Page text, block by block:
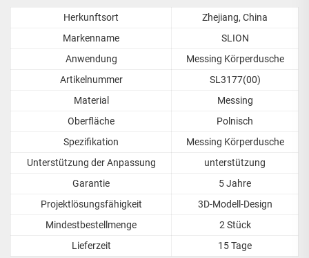
Herkunftsort
Zhejiang, China
Markenname
SLION
Anwendung
Messing Körperdusche
Artikelnummer
SL3177(00)
Material
Messing
Oberfläche
Polnisch
Spezifikation
Messing Körperdusche
Unterstützung der Anpassung
unterstützung
Garantie
5 Jahre
Projektlösungsfähigkeit
3D-Modell-Design
Mindestbestellmenge
2 Stück
Lieferzeit
15 Tage